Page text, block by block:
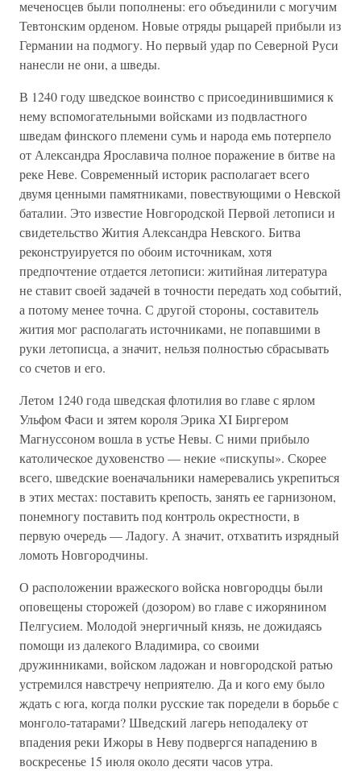
меченосцев были пополнены: его объединили с могучим
Тевтонским орденом. Новые отряды рыцарей прибыли из
Германии на подмогу. Но первый удар по Северной Руси
нанесли не они, а шведы.
В 1240 году шведское воинство с присоединившимися к
нему вспомогательными войсками из подвластного
шведам финского племени сумь и народа емь потерпело
от Александра Ярославича полное поражение в битве на
реке Неве. Современный историк располагает всего
двумя ценными памятниками, повествующими о Невской
баталии. Это известие Новгородской Первой летописи и
свидетельство Жития Александра Невского. Битва
реконструируется по обоим источникам, хотя
предпочтение отдается летописи: житийная литература
не ставит своей задачей в точности передать ход событий,
а потому менее точна. С другой стороны, составитель
жития мог располагать источниками, не попавшими в
руки летописца, а значит, нельзя полностью сбрасывать
со счетов и его.
Летом 1240 года шведская флотилия во главе с ярлом
Ульфом Фаси и зятем короля Эрика XI Биргером
Магнуссоном вошла в устье Невы. С ними прибыло
католическое духовенство — некие «пискупы». Скорее
всего, шведские военачальники намеревались укрепиться
в этих местах: поставить крепость, занять ее гарнизоном,
понемногу поставить под контроль окрестности, в
первую очередь — Ладогу. А значит, отхватить изрядный
ломоть Новгородчины.
О расположении вражеского войска новгородцы были
оповещены сторожей (дозором) во главе с ижорянином
Пелгусием. Молодой энергичный князь, не дожидаясь
помощи из далекого Владимира, со своими
дружинниками, войском ладожан и новгородской ратью
устремился навстречу неприятелю. Да и кого ему было
ждать с юга, когда полки русские так поредели в борьбе с
монголо-татарами? Шведский лагерь неподалеку от
впадения реки Ижоры в Неву подвергся нападению в
воскресенье 15 июля около десяти часов утра.